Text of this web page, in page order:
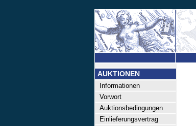
AUKTIONEN
Informationen
Vorwort
Auktionsbedingungen
Einlieferungsvertrag